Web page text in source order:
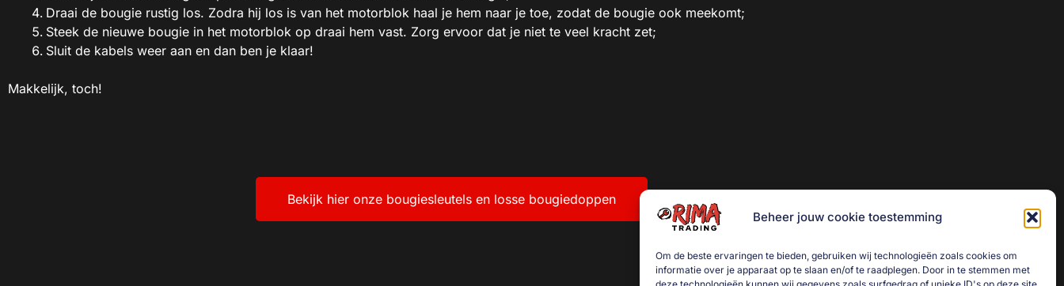
Beheer jouw cookie toestemming
Om de beste ervaringen te bieden, gebruiken wij technologieën zoals cookies om
informatie over je apparaat op te slaan en/of te raadplegen. Door in te stemmen met
Draai de bougie rustig los. Zodra hij los is van het motorblok haal je hem naar je toe, zodat de bougie ook meekomt;
Steek de nieuwe bougie in het motorblok op draai hem vast. Zorg ervoor dat je niet te veel kracht zet;
Sluit de kabels weer aan en dan ben je klaar!
Makkelijk, toch!
Bekijk hier onze bougiesleutels en losse bougiedoppen